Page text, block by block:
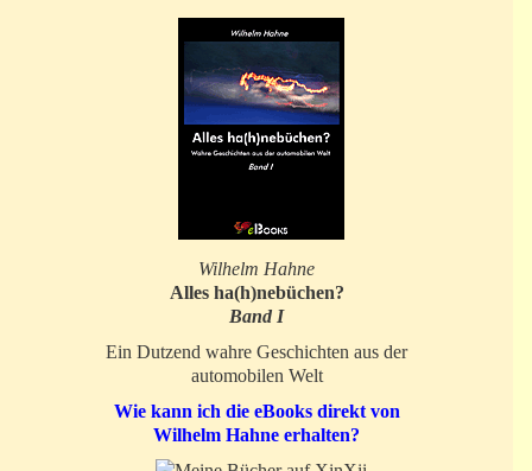
Wilhelm Hahne
Alles ha(h)nebüchen?
Band I
Ein Dutzend wahre Geschichten aus der
automobilen Welt
Wie kann ich die eBooks direkt von
Wilhelm Hahne erhalten?